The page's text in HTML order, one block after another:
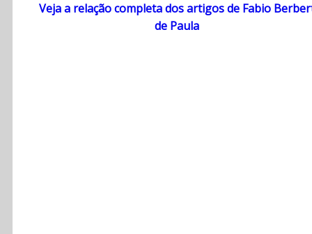
Veja a relação completa dos artigos de Fabio
de Paula